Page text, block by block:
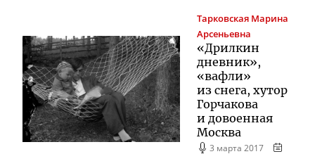
Тарковская Марина
Арсеньевна
«Дрилкин
дневник»,
«вафли»
из снега, хутор
Горчакова
и довоенная
Москва
3 марта 2017